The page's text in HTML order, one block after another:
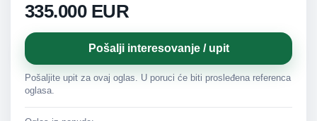
335.000 EUR
Pošalji interesovanje / upit
Pošaljite upit za ovaj oglas. U poruci će biti prosleđena referenca
oglasa.